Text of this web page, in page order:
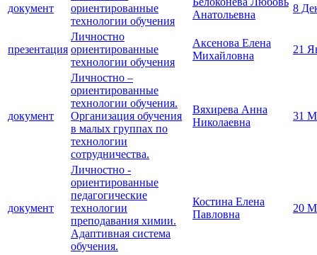
документ
ориентированные
технологии обучения
Анатольевна
8
презентация
Личностно
ориентированные
технологии обучения
Аксенова Елена
Михайловна
21
документ
Личностно –
ориентированные
технологии обучения.
Организация обучения
в малых группах по
технологии
сотрудничества.
Вяхирева Анна
Николаевна
31
документ
Личностно -
ориентированные
педагогические
технологии
преподавания химии.
Адаптивная система
обучения.
Костина Елена
Павловна
20